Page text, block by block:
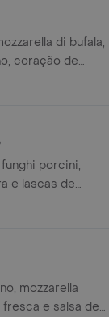
di bufala,
coração de
porcini,
e lascas de
mozzarella
e salsa de